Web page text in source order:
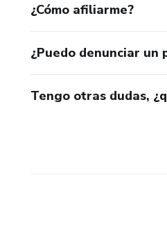
¿Cómo afiliarme?
¿Puedo denunciar un
Tengo otras dudas,